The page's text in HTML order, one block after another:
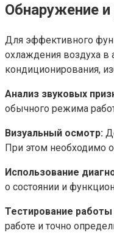
Обнаружение
Для эффективного
охлаждения воздуха в
кондиционирования,
Анализ звуковых
обычного режима
Визуальный осмотр:
При этом необходимо
Использование
о состоянии и
Тестирование
работе и точно